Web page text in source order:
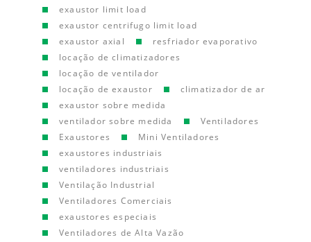
exaustor limit load
exaustor centrifugo limit load
exaustor axial
resfriador evaporativo
locação de climatizadores
locação de ventilador
locação de exaustor
climatizador de ar
exaustor sobre medida
ventilador sobre medida
Ventiladores
Exaustores
Mini Ventiladores
exaustores industriais
ventiladores industriais
Ventilação Industrial
Ventiladores Comerciais
exaustores especiais
Ventiladores de Alta Vazão